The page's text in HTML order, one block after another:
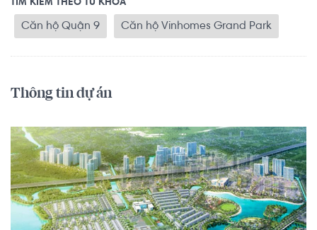
TÌM KIẾM THEO TỪ KHOÁ
Căn hộ Quận 9 Căn hộ Vinhomes Grand Park
Thông tin dự án